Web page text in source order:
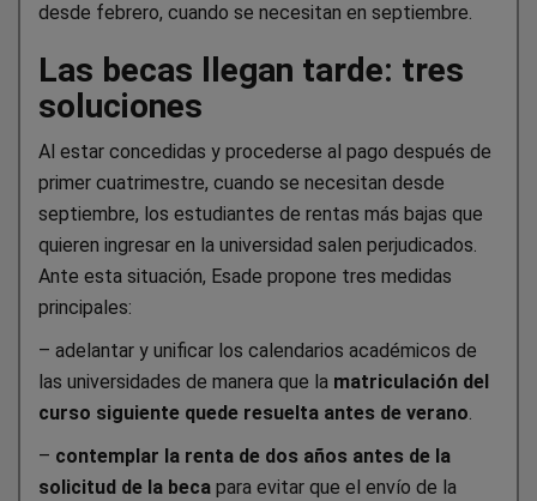
desde febrero, cuando se necesitan en septiembre.
Las becas llegan tarde: tres
soluciones
Al estar concedidas y procederse al pago después de
primer cuatrimestre, cuando se necesitan desde
septiembre, los estudiantes de rentas más bajas que
quieren ingresar en la universidad salen perjudicados.
Ante esta situación, Esade propone tres medidas
principales:
– adelantar y unificar los calendarios académicos de
las universidades de manera que la matriculación del
curso siguiente quede resuelta antes de verano.
– contemplar la renta de dos años antes de la
solicitud de la beca para evitar que el envío de la